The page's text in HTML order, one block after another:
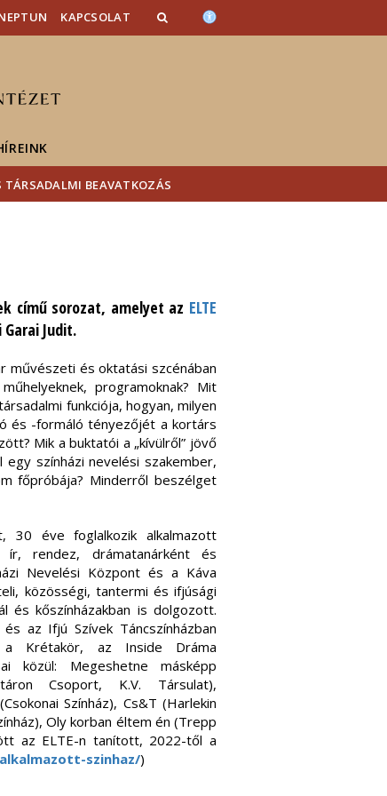
KAPCSOLAT
TÁRSADALMI BEAVATKOZÁS
című sorozat, amelyet az ELTE
Judit.
művészeti és oktatási szcénában
programoknak? Mit
funkciója, hogyan, milyen
és -formáló tényezőjét a kortárs
Mik a buktatói a „kívülről” jövő
színházi nevelési szakember,
főpróbája? Minderről beszélget
30 éve foglalkozik alkalmazott
ír, rendez, drámatanárként és
Nevelési Központ és a Káva
közösségi, tantermi és ifjúsági
és kőszínházakban is dolgozott.
az Ifjú Szívek Táncszínházban
a Krétakör, az Inside Dráma
közül: Megeshetne másképp
Csoport, K.V. Társulat),
Színház), Cs&T (Harlekin
Oly korban éltem én (Trepp
az ELTE-n tanított, 2022-től a
szinhaz/)